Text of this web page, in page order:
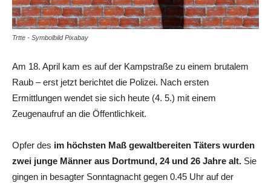
Trtte - Symbolbild Pixabay
Am 18. April kam es auf der Kampstraße zu einem brutalem
Raub – erst jetzt berichtet die Polizei. Nach ersten
Ermittlungen wendet sie sich heute (4. 5.) mit einem
Zeugenaufruf an die Öffentlichkeit.
Opfer des im höchsten Maß gewaltbereiten Täters wurden
zwei junge Männer aus Dortmund, 24 und 26 Jahre alt. Sie
gingen in besagter Sonntagnacht gegen 0.45 Uhr auf der